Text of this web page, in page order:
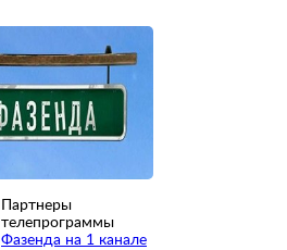
Партнеры
телепрограммы
Фазенда на 1 канале